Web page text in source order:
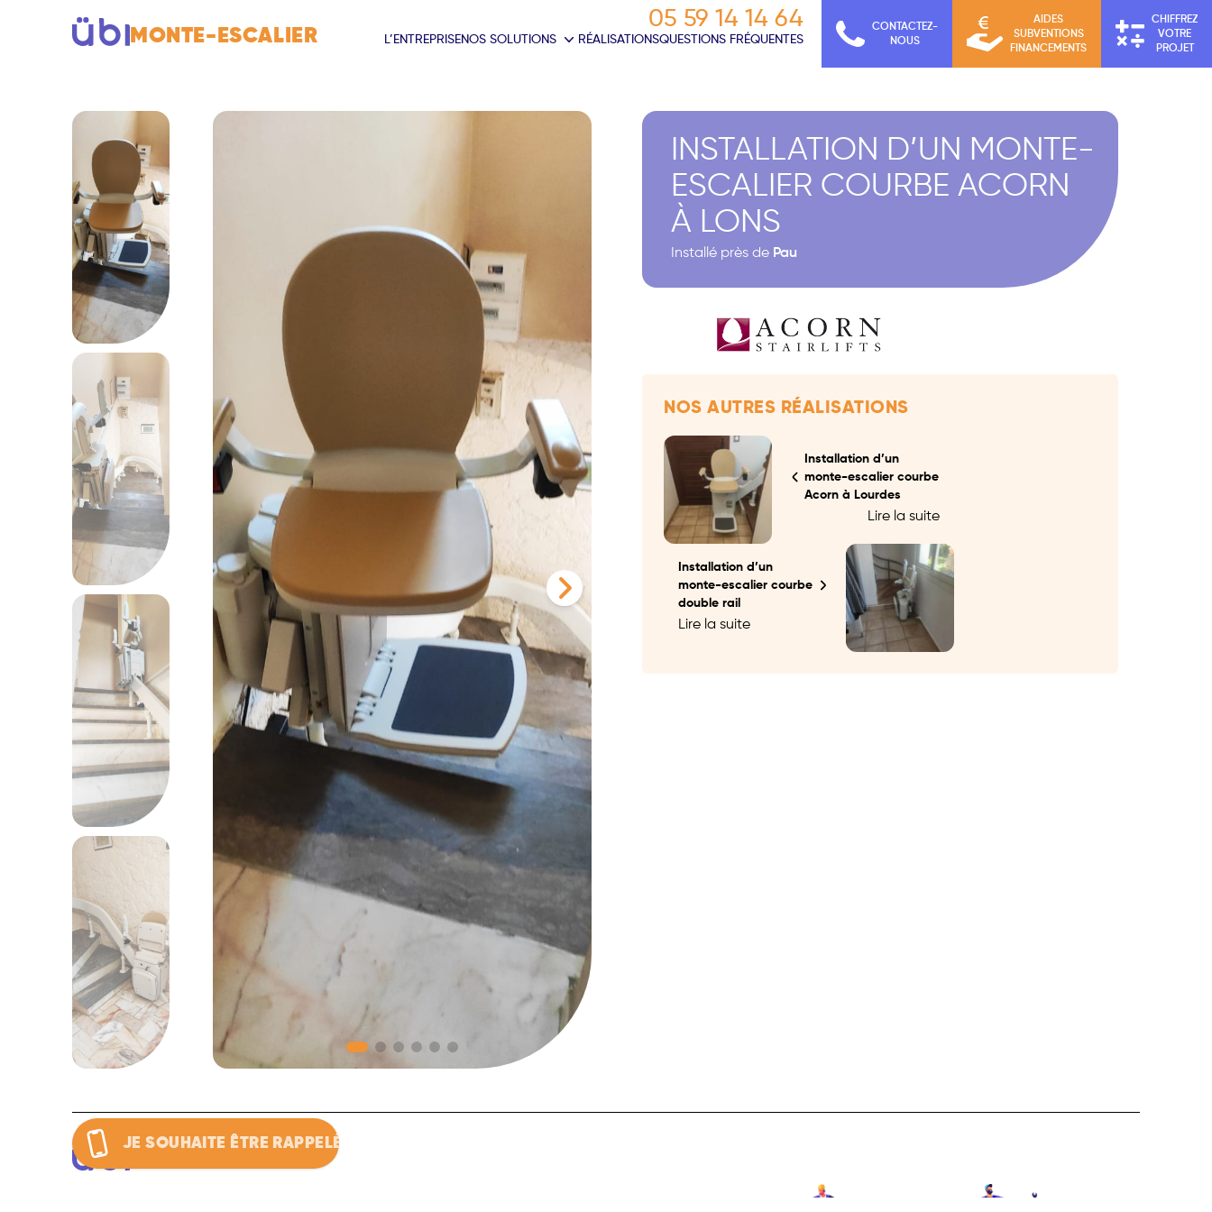
MONTE-ESCALIER L’ENTREPRISENOS SOLUTIONS RÉALISATIONSQUESTIONS FRÉQUENTES
05 59 14 14 64
CONTACTEZ-
NOUS
AIDES
SUBVENTIONS
FINANCEMENTS
CHIFFREZ
VOTRE
PROJET
INSTALLATION D’UN MONTE-
ESCALIER COURBE ACORN
À LONS
Installé près de Pau
NOS AUTRES RÉALISATIONS
Installation d’un
monte-escalier courbe
Acorn à Lourdes
Lire la suite
Installation d’un
monte-escalier courbe
double rail
Lire la suite
JE SOUHAITE ÊTRE RAPPELÉ